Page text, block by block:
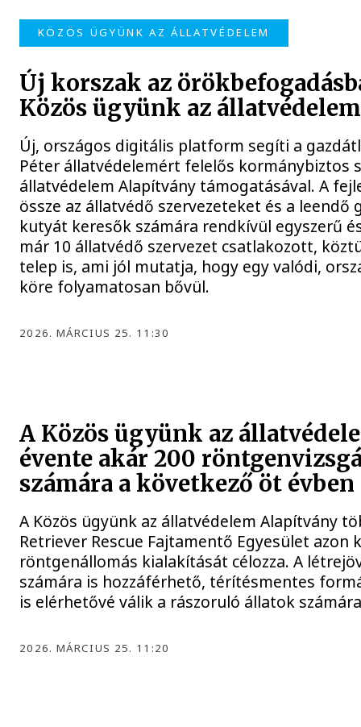
KÖZÖS ÜGYÜNK AZ ÁLLATVÉDELEM
Új korszak az
Közös ügyünk az
Új, országos digitális platform segíti a
Péter állatvédelemért felelős kormánybiztos
állatvédelem Alapítvány támogatásával. A
össze az állatvédő szervezeteket és a
kutyát keresők számára rendkívül egyszerű
már 10 állatvédő szervezet csatlakozott,
telep is, ami jól mutatja, hogy egy valódi,
köre folyamatosan bővül.
2026. MÁRCIUS 25. 11:30
A Közös ügyünk az
évente akár 200
számára a következő öt évben
A Közös ügyünk az állatvédelem Alapítvány
Retriever Rescue Fajtamentő Egyesület
röntgenállomás kialakítását célozza. A
számára is hozzáférhető, térítésmentes
is elérhetővé válik a rászoruló állatok
2026. MÁRCIUS 25. 11:20